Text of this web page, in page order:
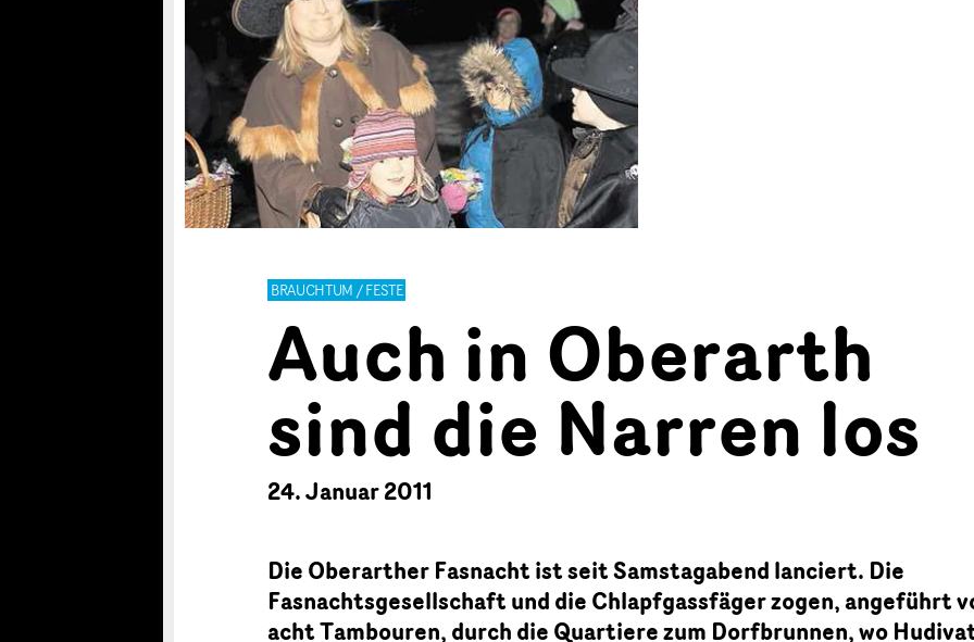
BRAUCHTUM / FESTE
Auch in Oberarth
sind die Narren los
24. Januar 2011
Die Oberarther Fasnacht ist seit Samstagabend lanciert. Die
Fasnachtsgesellschaft und die Chlapfgassfäger zogen, angeführt
acht Tambouren, durch die Quartiere zum Dorfbrunnen, wo